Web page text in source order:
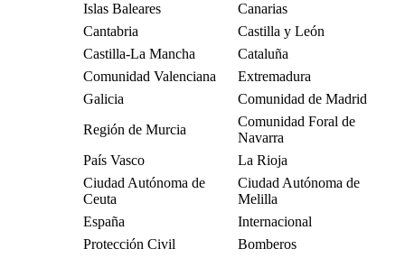
Islas Baleares
Canarias
Cantabria
Castilla y León
Castilla-La Mancha
Cataluña
Comunidad Valenciana
Extremadura
Galicia
Comunidad de Madrid
Región de Murcia
Comunidad Foral de
Navarra
País Vasco
La Rioja
Ciudad Autónoma de
Ceuta
Ciudad Autónoma de
Melilla
España
Internacional
Protección Civil
Bomberos